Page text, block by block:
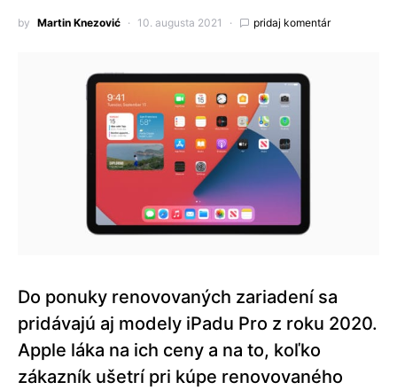
by Martin Knezović 10. augusta 2021 pridaj komentár
Do ponuky renovovaných zariadení sa
pridávajú aj modely iPadu Pro z roku 2020.
Apple láka na ich ceny a na to, koľko
zákazník ušetrí pri kúpe renovovaného